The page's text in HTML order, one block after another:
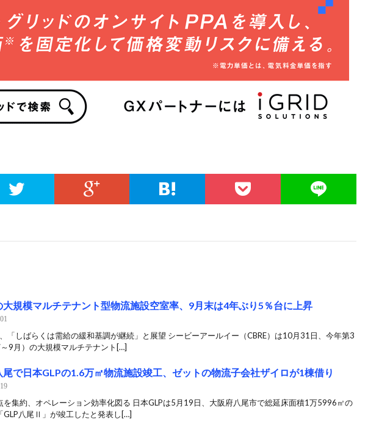
大規模マルチテナント型物流施設空室率、9月末は4年ぶり5％台に上昇
「しばらくは需給の緩和基調が継続」と展望 シービーアールイー（CBRE）は10月31日、今年第3
9月）の大規模マルチテナント[…]
尾で日本GLPの1.6万㎡物流施設竣工、ゼットの物流子会社ザイロが1棟借り
を集約、オペレーション効率化図る 日本GLPは5月19日、大阪府八尾市で総延床面積1万5996㎡の
GLP八尾Ⅱ」が竣工したと発表し[…]